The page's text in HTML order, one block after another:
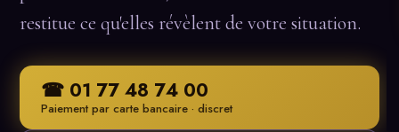
restitue ce qu'elles révèlent de votre situation.
☎ 01 77 48 74 00
Paiement par carte bancaire · discret